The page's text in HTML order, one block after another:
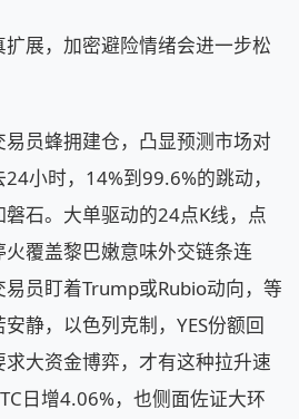
展，加密避险情绪会进一步松
员蜂拥建仓，凸显预测市场对
小时，14%到99.6%的跳动，
石。大单驱动的24点K线，点
覆盖黎巴嫩意味外交链条连
员盯着Trump或Rubio动向，等
静，以色列克制，YES份额回
大资金博弈，才有这种拉升速
日增4.06%，也侧面佐证大环